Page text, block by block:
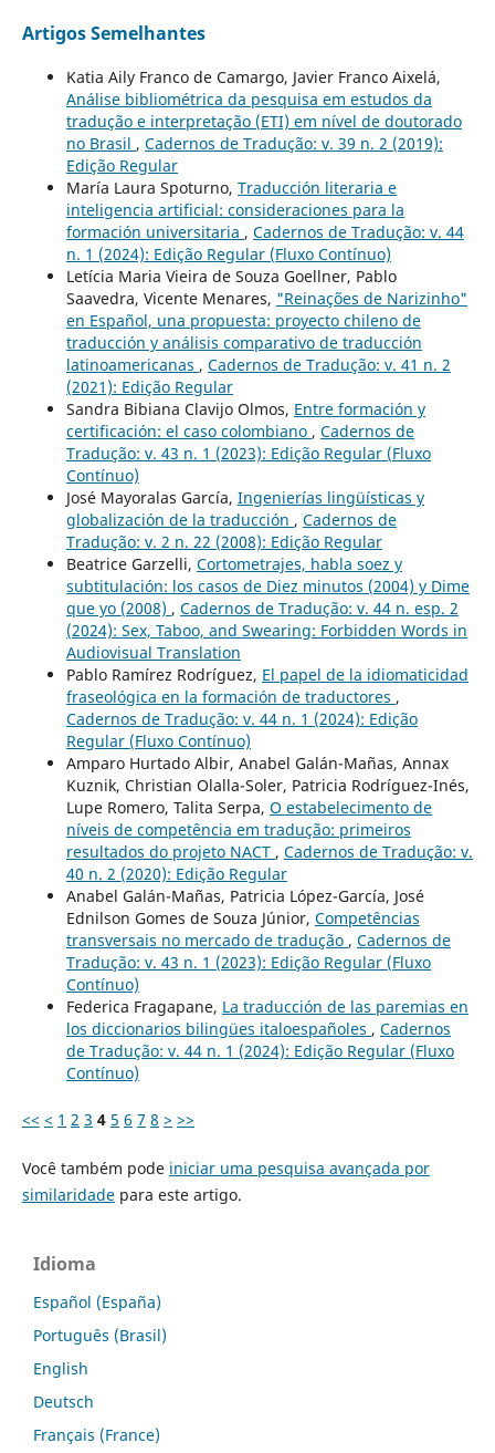
Artigos Semelhantes
Katia Aily Franco de Camargo, Javier Franco Aixelá,
Análise bibliométrica da pesquisa em estudos da
tradução e interpretação (ETI) em nível de doutorado
no Brasil , Cadernos de Tradução: v. 39 n. 2 (2019):
Edição Regular
María Laura Spoturno, Traducción literaria e
inteligencia artificial: consideraciones para la
formación universitaria , Cadernos de Tradução: v. 44
n. 1 (2024): Edição Regular (Fluxo Contínuo)
Letícia Maria Vieira de Souza Goellner, Pablo
Saavedra, Vicente Menares, "Reinações de Narizinho"
en Español, una propuesta: proyecto chileno de
traducción y análisis comparativo de traducción
latinoamericanas , Cadernos de Tradução: v. 41 n. 2
(2021): Edição Regular
Sandra Bibiana Clavijo Olmos, Entre formación y
certificación: el caso colombiano , Cadernos de
Tradução: v. 43 n. 1 (2023): Edição Regular (Fluxo
Contínuo)
José Mayoralas García, Ingenierías lingüísticas y
globalización de la traducción , Cadernos de
Tradução: v. 2 n. 22 (2008): Edição Regular
Beatrice Garzelli, Cortometrajes, habla soez y
subtitulación: los casos de Diez minutos (2004) y Dime
que yo (2008) , Cadernos de Tradução: v. 44 n. esp. 2
(2024): Sex, Taboo, and Swearing: Forbidden Words in
Audiovisual Translation
Pablo Ramírez Rodríguez, El papel de la idiomaticidad
fraseológica en la formación de traductores ,
Cadernos de Tradução: v. 44 n. 1 (2024): Edição
Regular (Fluxo Contínuo)
Amparo Hurtado Albir, Anabel Galán-Mañas, Annax
Kuznik, Christian Olalla-Soler, Patricia Rodríguez-Inés,
Lupe Romero, Talita Serpa, O estabelecimento de
níveis de competência em tradução: primeiros
resultados do projeto NACT , Cadernos de Tradução: v.
40 n. 2 (2020): Edição Regular
Anabel Galán-Mañas, Patricia López-García, José
Ednilson Gomes de Souza Júnior, Competências
transversais no mercado de tradução , Cadernos de
Tradução: v. 43 n. 1 (2023): Edição Regular (Fluxo
Contínuo)
Federica Fragapane, La traducción de las paremias en
los diccionarios bilingües italoespañoles , Cadernos
de Tradução: v. 44 n. 1 (2024): Edição Regular (Fluxo
Contínuo)
<< < 1 2 3 4 5 6 7 8 > >>
Você também pode iniciar uma pesquisa avançada por
similaridadepara este artigo.
Idioma
Español (España)
Português (Brasil)
English
Deutsch
Français (France)